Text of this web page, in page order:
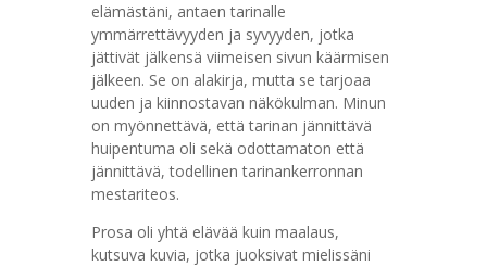
elämästäni, antaen tarinalle
ymmärrettävyyden ja syvyyden, jotka
jättivät jälkensä viimeisen sivun käärmisen
jälkeen. Se on alakirja, mutta se tarjoaa
uuden ja kiinnostavan näkökulman. Minun
on myönnettävä, että tarinan jännittävä
huipentuma oli sekä odottamaton että
jännittävä, todellinen tarinankerronnan
mestariteos.
Prosa oli yhtä elävää kuin maalaus,
kutsuva kuvia, jotka juoksivat mielissäni